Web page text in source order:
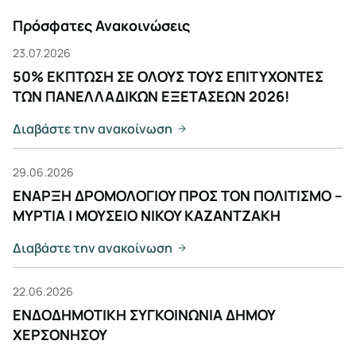
Πρόσφατες Ανακοινώσεις
23.07.2026
50% ΕΚΠΤΩΣΗ ΣΕ ΟΛΟΥΣ ΤΟΥΣ ΕΠΙΤΥΧΟΝΤΕΣ
ΤΩΝ ΠΑΝΕΛΛΑΔΙΚΩΝ ΕΞΕΤΑΣΕΩΝ 2026!
Διαβάστε την ανακοίνωση
29.06.2026
ΕΝΑΡΞΗ ΔΡΟΜΟΛΟΓΙΟΥ ΠΡΟΣ ΤΟΝ ΠΟΛΙΤΙΣΜΟ –
ΜΥΡΤΙΑ | ΜΟΥΣΕΙΟ ΝΙΚΟΥ ΚΑΖΑΝΤΖΑΚΗ
Διαβάστε την ανακοίνωση
22.06.2026
ΕΝΔΟΔΗΜΟΤΙΚΗ ΣΥΓΚΟΙΝΩΝΙΑ ΔΗΜΟΥ
ΧΕΡΣΟΝΗΣΟΥ